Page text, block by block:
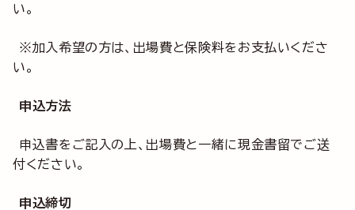
い。
※加入希望の方は、出場費と保険料をお支払いくださ
い。
申込方法
申込書をご記入の上、出場費と一緒に現金書留でご送
付ください。
申込締切